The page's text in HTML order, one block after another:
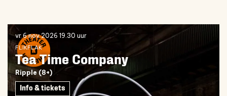
Tea Time Company
Ripple (8+)
FLIKFLAK
vr 6 nov 2026 19.30 uur
Info & tickets